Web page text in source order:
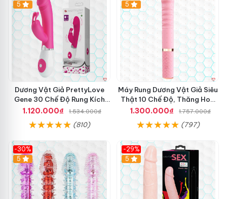
Hot
5
Dương Vật Giả PrettyLove
Gene 30 Chế Độ Rung Kích
Thích Cảm Biến Âm Thanh
1.120.000₫ 1.534.000₫
(810)
Hot
5
Máy Rung Dương Vật Giả Siêu
Thật 10 Chế Độ, Thăng Hoa
Tối Ưu
1.300.000₫ 1.757.000₫
(797)
-30%
Hot
5
-29%
Hot
5